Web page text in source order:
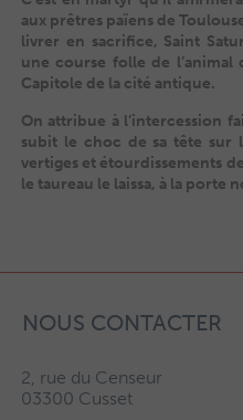
aux prêtres païens de
livrer en sacrifice, Saint
une course folle de l’animal
Capitole de la cité antique.
On attribue à l’intercession
subit le choc de sa tête sur
vertiges et étourdissements
le taureau le laissa, à la porte
NOUS CONTACTER
2, rue du Censeur
03300 Cusset